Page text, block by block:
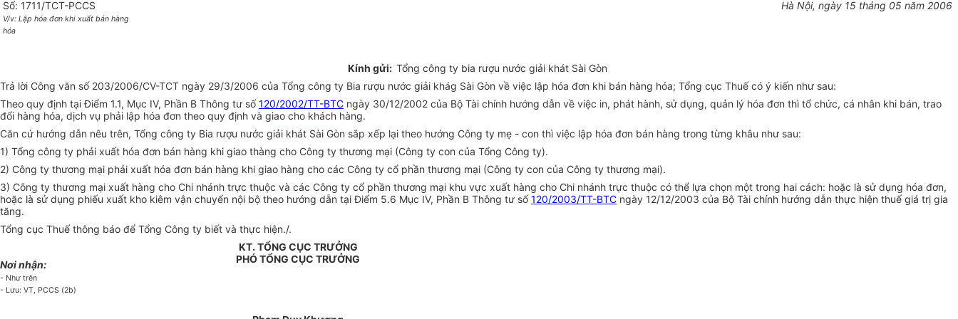
Số: 1711/TCT-PCCS
V/v: Lập hóa đơn khi xuất bán hàng
hóa
Hà Nội, ngày 15 tháng 05 năm 2006
Kính gửi: Tổng công ty bia rượu nước giải khát Sài Gòn
Trả lời Công văn số 203/2006/CV-TCT ngày 29/3/2006 của Tổng công ty Bia rượu nước giải khág Sài Gòn về việc lập hóa đơn khi bán hàng hóa; Tổng cục Thuế có ý kiến như sau:
Theo quy định tại Điểm 1.1, Mục IV, Phần B Thông tư số120/2002/TT-BTC ngày 30/12/2002 của Bộ Tài chính hướng dẫn về việc in, phát hành, sử dụng, quản lý hóa đơn thì tổ chức, cá nhân khi bán, trao
đổi hàng hóa, dịch vụ phải lập hóa đơn theo quy định và giao cho khách hàng.
Căn cứ hướng dẫn nêu trên, Tổng công ty Bia rượu nước giải khát Sài Gòn sắp xếp lại theo hướng Công ty mẹ - con thì việc lập hóa đơn bán hàng trong từng khâu như sau:
1) Tổng công ty phải xuất hóa đơn bán hàng khi giao thàng cho Công ty thương mại (Công ty con của Tổng Công ty).
2) Công ty thương mại phải xuất hóa đơn bán hàng khi giao hàng cho các Công ty cổ phần thương mại (Công ty con của Công ty thương mại).
3) Công ty thương mại xuất hàng cho Chi nhánh trực thuộc và các Công ty cổ phần thương mại khu vực xuất hàng cho Chi nhánh trực thuộc có thể lựa chọn một trong hai cách: hoặc là sử dụng hóa đơn,
hoặc là sử dụng phiếu xuất kho kiêm vận chuyển nội bộ theo hướng dẫn tại Điểm 5.6 Mục IV, Phần B Thông tư số120/2003/TT-BTC ngày 12/12/2003 của Bộ Tài chính hướng dẫn thực hiện thuế giá trị gia
tăng.
Tổng cục Thuế thông báo để Tổng Công ty biết và thực hiện./.
Nơi nhận:
- Như trên
- Lưu: VT, PCCS (2b)
KT. TỔNG CỤC TRƯỞNG
PHÓ TỔNG CỤC TRƯỞNG